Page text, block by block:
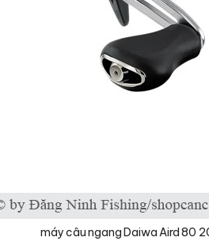
máy câu ngang Daiwa Aird 80